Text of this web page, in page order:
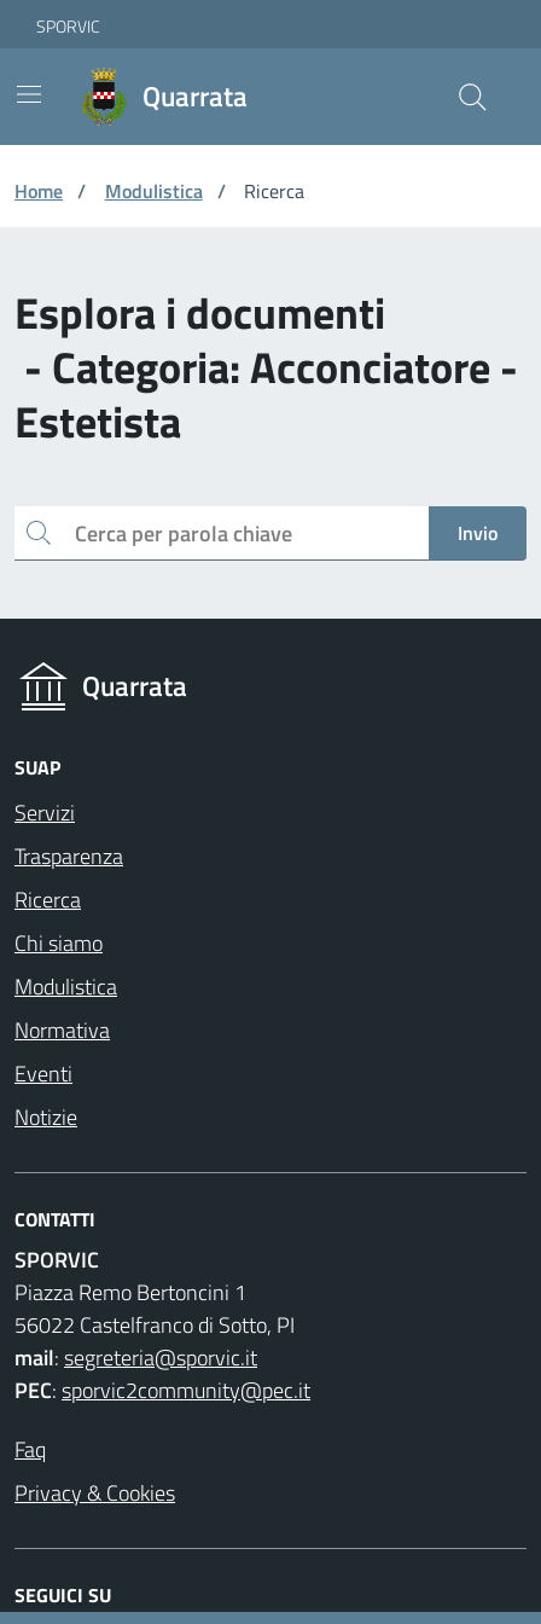
Skip to Main Content
Vai ai contenuti
Vai al footer
SPORVIC
Quarrata
Home / Modulistica / Ricerca
Esplora i documenti
- Categoria: Acconciatore -
Estetista
Cerca Invio
Quarrata
SUAP
Servizi
Trasparenza
Ricerca
Chi siamo
Modulistica
Normativa
Eventi
Notizie
CONTATTI
SPORVIC
Piazza Remo Bertoncini 1
56022 Castelfranco di Sotto, PI
mail:segreteria@sporvic.it
PEC:sporvic2community@pec.it
Faq
Privacy & Cookies
SEGUICI SU